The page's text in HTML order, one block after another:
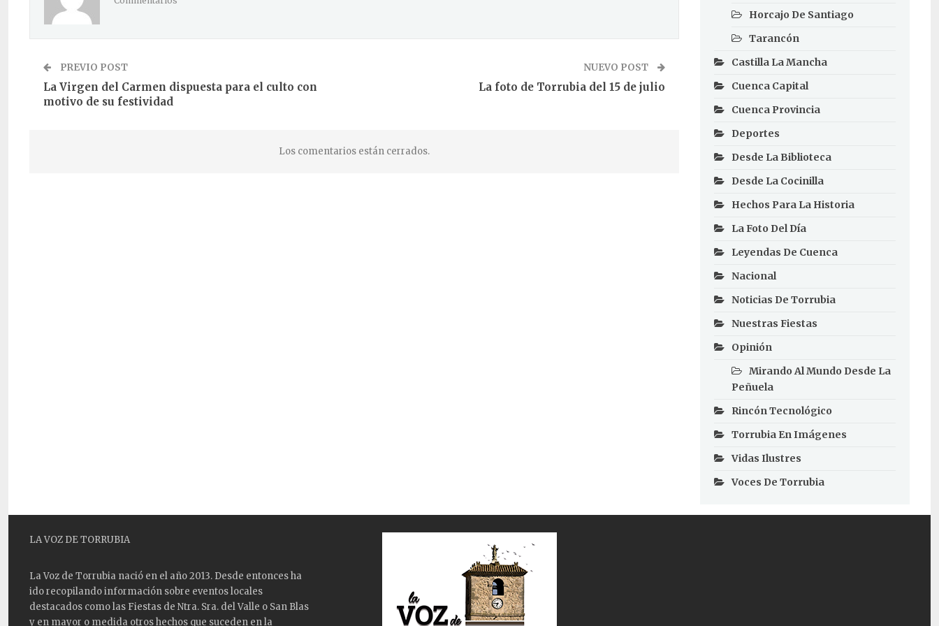
PREVIO POST
La Virgen del Carmen dispuesta para el culto con
motivo de su festividad
NUEVO POST
La foto de Torrubia del 15 de julio
Los comentarios están cerrados.
Horcajo De Santiago
Tarancón
Castilla La Mancha
Cuenca Capital
Cuenca Provincia
Deportes
Desde La Biblioteca
Desde La Cocinilla
Hechos Para La Historia
La Foto Del Día
Leyendas De Cuenca
Nacional
Noticias De Torrubia
Nuestras Fiestas
Opinión
Mirando Al Mundo Desde La
Peñuela
Rincón Tecnológico
Torrubia En Imágenes
Vidas Ilustres
Voces De Torrubia
LA VOZ DE TORRUBIA
La Voz de Torrubia nació en el año 2013. Desde entonces ha
ido recopilando información sobre eventos locales
destacados como las Fiestas de Ntra. Sra. del Valle o San Blas
y en mayor o medida otros hechos que suceden en la